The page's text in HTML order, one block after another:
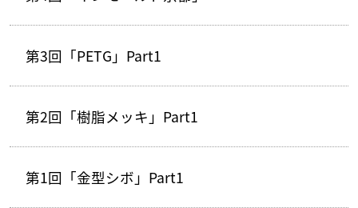
第3回「PETG」Part1
第2回「樹脂メッキ」Part1
第1回「金型シボ」Part1